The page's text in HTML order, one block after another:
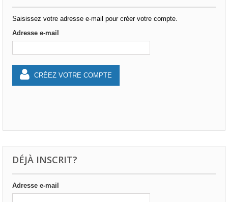
Saisissez votre adresse e-mail pour créer votre compte.
Adresse e-mail
CRÉEZ VOTRE COMPTE
DÉJÀ INSCRIT?
Adresse e-mail